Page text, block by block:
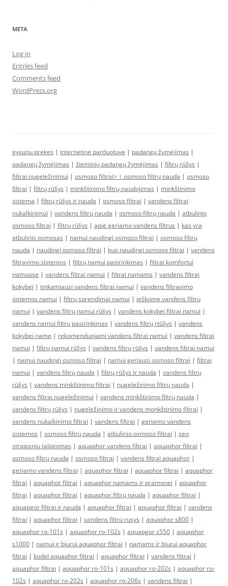
META
Log in
Entries feed
Comments feed
WordPress.org
gyvunu prekes | internetine parduotuve | padangų žymėjimas |
padangų žymėjimas | žieminių padangų žymėjimas | filtrų rūšys |
filtrai nugeležinimui | osmoso filtrai> | osmoso filtrų nauda | osmoso
filtrai | filtrų rūšys | minkštinimo filtrų naudojimas | minkštinimo
sistema | filtrų rūšys ir nauda | osmoso filtrai | vandens filtrai
nukalkinimui | vandens filtrų nauda | osmoso filtrų nauda | atbulinio
osmoso filtrai | filtrų rūšys | apie geriamo vandens filtrus | kas yra
atbulinis osmosas | namui naudingi osmoso filtrai | osmoso filtrų
nauda | naudingi osmoso filtrai | kuo naudingi osmoso filtrai | vandens
filtravimo sistemos | filtrų namui pasirinkimas | filtrai komfortui
namuose | vandens filtrai namui | filtrai namams | vandens filtrai
kokybei | tinkamiausi vandens filtrai namui | vandens filtravimo
sistemos namui | filtrų sprendimai namui | ieškome vandens filtrų
namui | vandens filtrų namui rūšys | vandens kokybei filtrai namui |
vandens namui filtrų pasirinkimas | vandens filtrų rtūšys | vandens
kokybei name | rekomenduojami vandens filtrai namui | vandens filtrai
namui | filtrų namui rūšys | vandens filtrų rūšys | vandens filtrai namui
| namui naudingi osmoso filtrai | namui geriausi osmoso filtrai | filtrai
namui | vandens filtrų nauda | filtrų rūšys ir nauda | vandens filtrų
rūšys | vandens minkštinimo filtrai | nugeležinimo filtrų nauda |
vandens filtrai nugeležinimui | vandens minkštinimo filtrų nauda |
vandens filtrų rūšys | nugeležinimo ir vandens monkštinimo filtrai |
vandens nukalkinimo filtrai | vandens filtrai | geriamo vandens
sistemos | osmoso filtrų nauda | atbulinio osmoso filtrai | seo
straipsniu talpinimas | aquaphor vandens filtrai | aquaphor filtrai |
osmoso filtrų nauda | osmoso filtrai | vandens filtrai aquaphor |
geriamo vandens filtrai | aquaphor filtrai | aquaphor filtrai | aquaphor
filtrai | aquaphor filtrai | aquaphor namams ir pramonei | aquaphor
filtrai | aquaphor filtrai | aquaphor filtrų nauda | aquaphor filtrai |
aquapgor filtrai ir nauda | aquaphor filtrai | aquaphor filtrai | vandens
filtrai | aquaphor filtrai | vandens filtru rusys | aquaphor s800 |
aquaphor ro-101s | aquaphor ro-102s | aquapgor s550 | aquaphor
s1000 | namui ir biurui aquaphor filtrai | namams ir biurui aquaphor
filtrai | kodel aquaphor filtrai | aquaphor filtrai | vandens filtrai |
aquaphor filtrai | aquaphor ro-101s | aquaphor ro-202s | aquaphor ro-
102s | aquaphor ro-202s | aquaphor ro-206s | vandens filtrai |